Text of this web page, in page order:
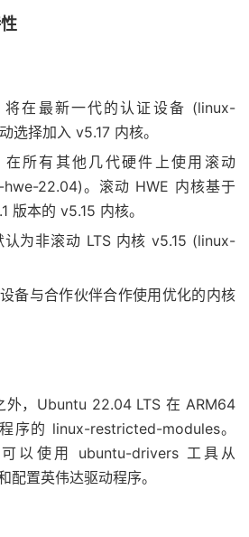
将在最新一代的认证设备 (linux-
择加入 v5.17 内核。
在所有其他几代硬件上使用滚动
22.04)。滚动 HWE 内核基于
版本的 v5.15 内核。
为非滚动 LTS 内核 v5.15 (linux-
备与合作伙伴合作使用优化的内核
外，Ubuntu 22.04 LTS 在 ARM64
序的 linux-restricted-modules。
以使用 ubuntu-drivers 工具从
置英伟达驱动程序。